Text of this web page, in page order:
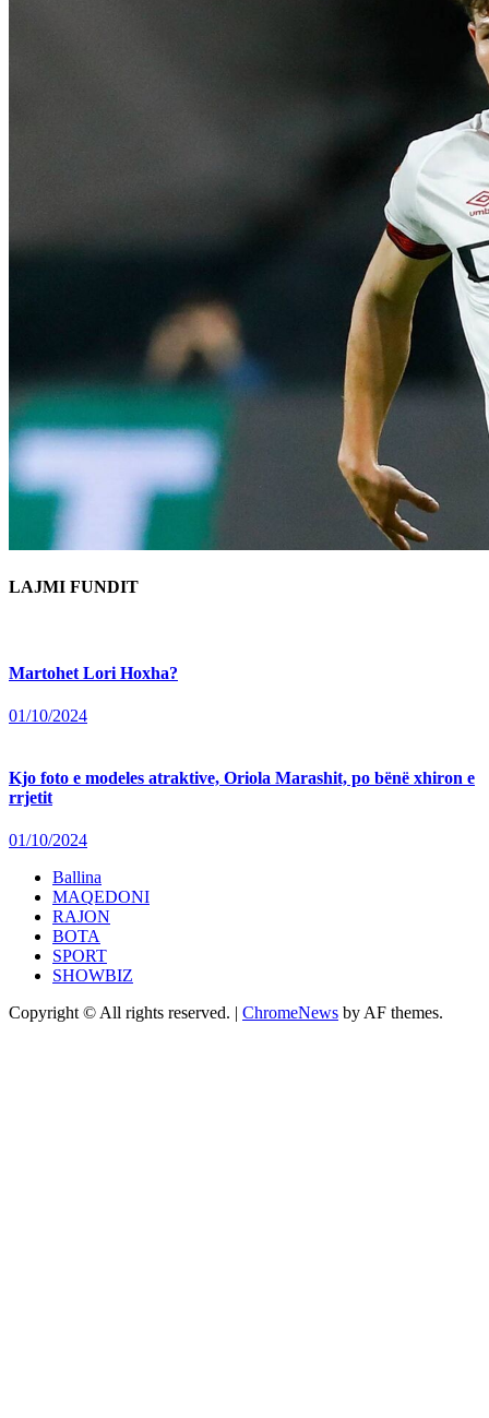
LAJMI FUNDIT
Martohet Lori Hoxha?
01/10/2024
Kjo foto e modeles atraktive, Oriola Marashit, po bënë xhiron e
rrjetit
01/10/2024
Ballina
MAQEDONI
RAJON
BOTA
SPORT
SHOWBIZ
Copyright © All rights reserved.
ChromeNews by AF themes.